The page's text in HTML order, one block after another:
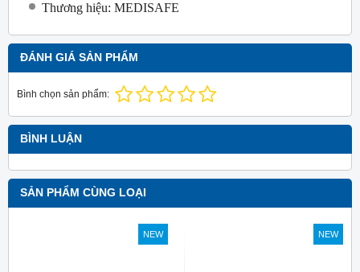
Thương hiệu: MEDISAFE
ĐÁNH GIÁ SẢN PHẨM
Bình chọn sản phẩm:
BÌNH LUẬN
SẢN PHẨM CÙNG LOẠI
NEW NEW